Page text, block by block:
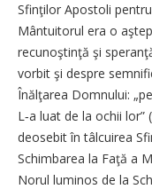
Sfinţilor Apostoli
Mântuitorul era o
recunoştinţă şi
vorbit şi despre
Înălţarea Domnului:
L‑a luat de la ochii
deosebit în tâlcuirea
Schimbarea la Faţă a
Norul luminos de la